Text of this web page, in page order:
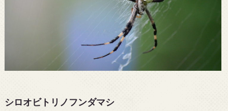
シロオビトリノフンダマシ